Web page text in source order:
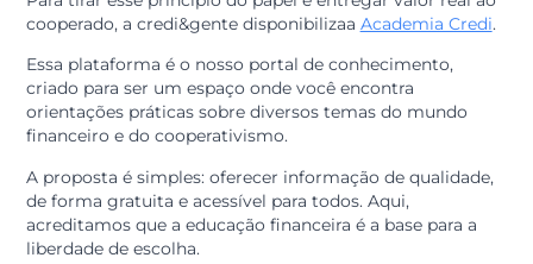
Conheça como
funciona a Academia
Credi
Para tirar esse princípio do papel e entregar valor real